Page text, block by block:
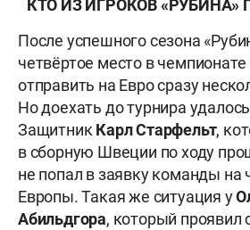
КТО ИЗ ИГРОКОВ «РУБИНА»
После успешного сезона
четвёртое место в
отправить на Евро сразу
Но доехать до турнира
ЗащитникКарл Старфельт,
в сборную Швеции по ходу
не попал в заявку команды на
Европы. Такая же ситуация у
Абильдгора, который проявил